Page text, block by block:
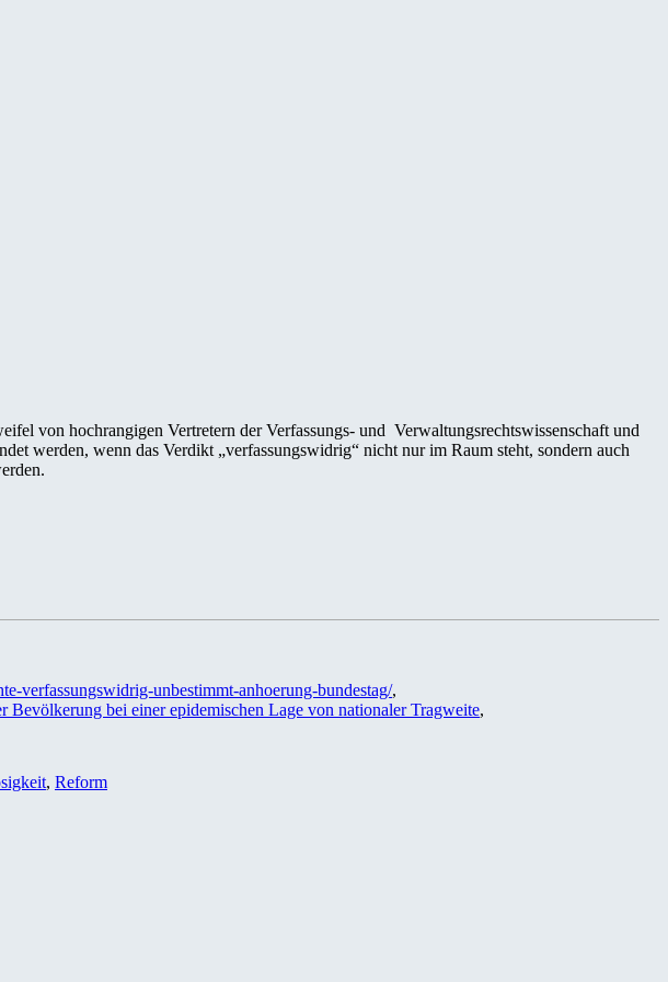
von hochrangigen Vertretern der Verfassungs- und Verwaltungsrechtswissenschaft und
werden, wenn das Verdikt „verfassungswidrig“ nicht nur im Raum steht, sondern auch
verfassungswidrig-unbestimmt-anhoerung-bundestag/,
Bevölkerung bei einer epidemischen Lage von nationaler Tragweite,
, Reform